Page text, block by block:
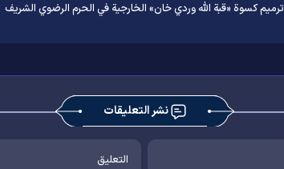
ترميم كسوة «قبة الله ‌وردي‌ خان» الخارجیة في الحرم الرضوي الشریف
نشر التعليقات